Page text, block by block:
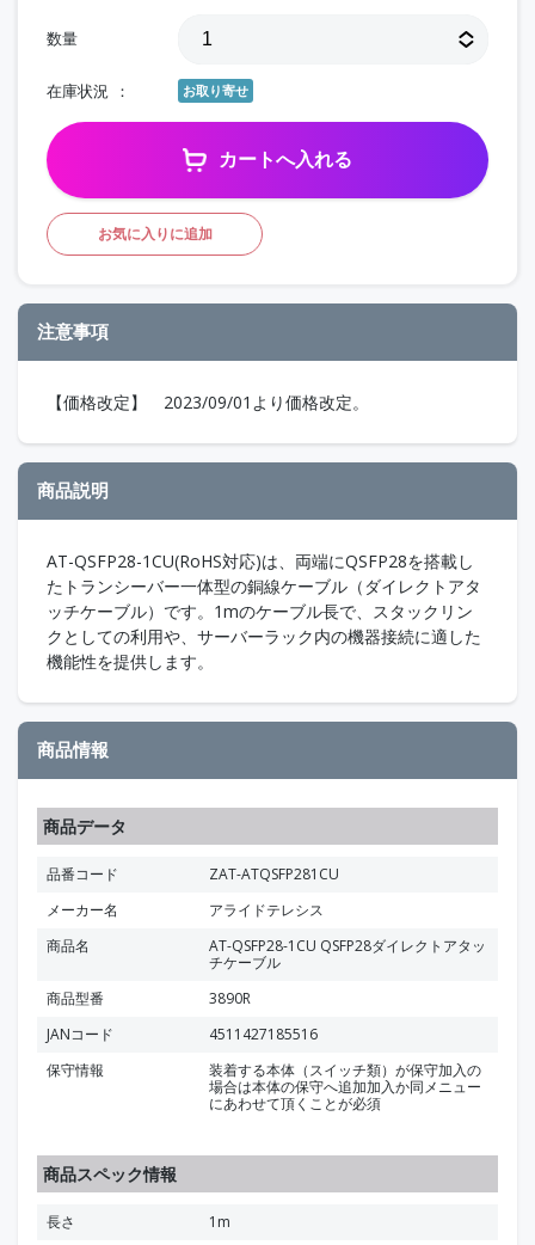
数量
在庫状況 お取り寄せ
カートへ入れる
お気に入りに追加
注意事項
【価格改定】 2023/09/01より価格改定。
商品説明
AT-QSFP28-1CU(RoHS対応)は、両端にQSFP28を搭載し
たトランシーバー一体型の銅線ケーブル（ダイレクトアタ
ッチケーブル）です。1mのケーブル長で、スタックリン
クとしての利用や、サーバーラック内の機器接続に適した
機能性を提供します。
商品情報
商品データ
品番コード
ZAT-ATQSFP281CU
メーカー名
アライドテレシス
商品名
AT-QSFP28-1CU QSFP28ダイレクトアタッ
チケーブル
商品型番
3890R
JANコード
4511427185516
保守情報
装着する本体（スイッチ類）が保守加入の
場合は本体の保守へ追加加入か同メニュー
にあわせて頂くことが必須
商品スペック情報
長さ
1m